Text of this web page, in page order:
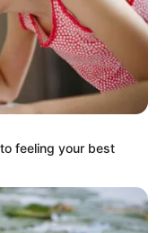
feeling your best